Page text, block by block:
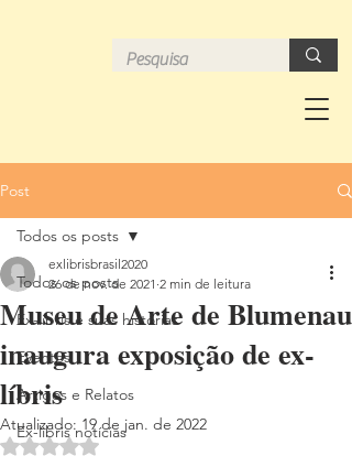
Post
Todos os posts
Ex-libris e suas histórias
Eventos
Artigos e Relatos
Ex-libris notícias
Todos os posts
Museu de Arte de Blumenau
inaugura exposição de ex-
líbris
exlibrisbrasil2020
26 de nov. de 2021 2 min de leitura
Atualizado: 19 de jan. de 2022
Avaliado com NaN de 5 estrelas.